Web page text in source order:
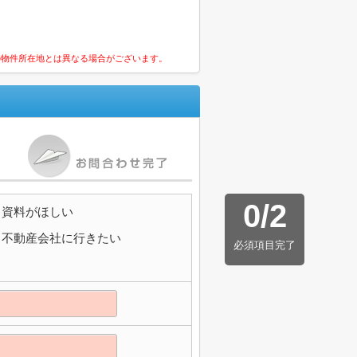
件所在地とは異なる場合がございます。
0/2
必須項目完了
資料がほしい
不動産会社に行きたい